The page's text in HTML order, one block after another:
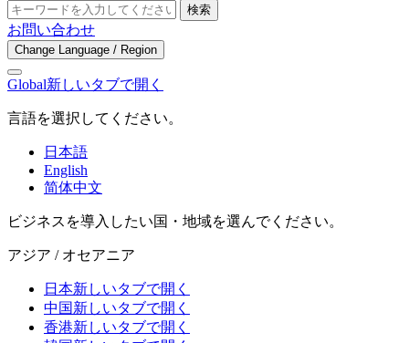
検索
お問い合わせ
Change Language / Region
Global新しいタブで開く
言語を選択してください。
日本語
English
简体中文
ビジネスを導入したい国・地域を選んでください。
アジア / オセアニア
日本新しいタブで開く
中国新しいタブで開く
香港新しいタブで開く